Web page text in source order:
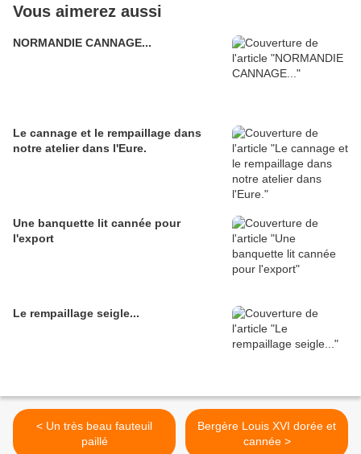
Vous aimerez aussi
NORMANDIE CANNAGE...
Le cannage et le rempaillage dans
notre atelier dans l'Eure.
Une banquette lit cannée pour
l'export
Le rempaillage seigle...
< Un très beau fauteuil
paillé
Bergère Louis XVI dorée et
cannée >